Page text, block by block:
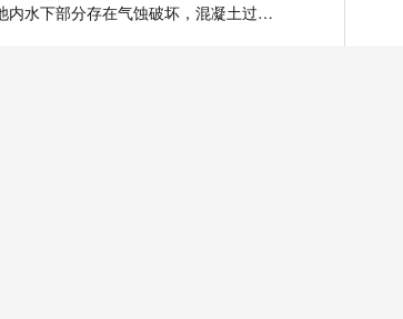
池内水下部分存在气蚀破坏，混凝土过水孔道冲磨破坏严重